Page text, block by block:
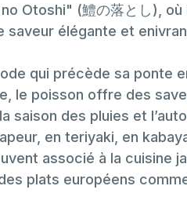
Otoshi" (鱧の落とし), où
saveur élégante et
qui précède sa ponte
le poisson offre des
saison des pluies et
en teriyaki, en
associé à la cuisine
plats européens